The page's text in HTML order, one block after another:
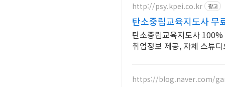
http://psy.kpei.co.kr 광고
탄소중립교육지도사 무
탄소중립교육지도사
취업정보 제공, 자체 스튜
https://blog.naver.com/